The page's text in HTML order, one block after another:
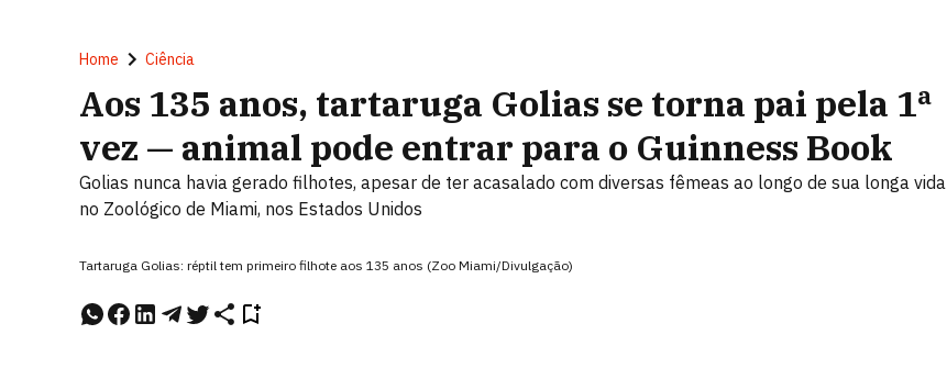
Home Ciência
Aos 135 anos, tartaruga Golias se torna pai pela 1ª
vez — animal pode entrar para o Guinness Book
Golias nunca havia gerado filhotes, apesar de ter acasalado com diversas fêmeas ao longo de sua longa vida
no Zoológico de Miami, nos Estados Unidos
Tartaruga Golias: réptil tem primeiro filhote aos 135 anos (Zoo Miami/Divulgação)